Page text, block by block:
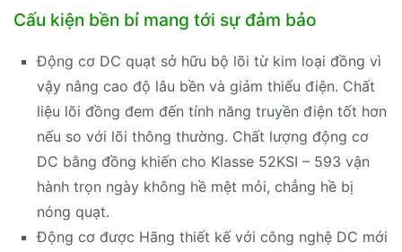
Cấu kiện bền bỉ mang tới sự đảm bảo
Động cơ DC quạt sở hữu bộ lõi từ kim loại đồng vì
vậy nâng cao độ lâu bền và giảm thiểu điện. Chất
liệu lõi đồng đem đến tính năng truyền điện tốt hơn
nếu so với lõi thông thường. Chất lượng động cơ
DC bằng đồng khiến cho Klasse 52KSI – 593 vận
hành trọn ngày không hề mệt mỏi, chẳng hề bị
nóng quạt.
Động cơ được Hãng thiết kế với công nghệ DC mới